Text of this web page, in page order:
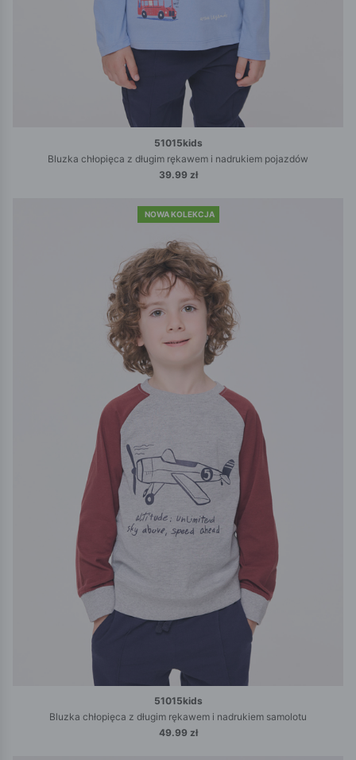
51015kids
Bluzka chłopięca z długim rękawem i nadrukiem pojazdów
39.99 zł
NOWA KOLEKCJA
51015kids
Bluzka chłopięca z długim rękawem i nadrukiem samolotu
49.99 zł